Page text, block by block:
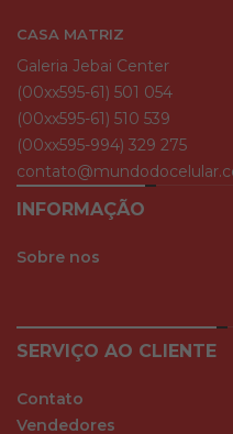
CASA MATRIZ
Galeria Jebai Center
(00xx595-61) 501 054
(00xx595-61) 510 539
(00xx595-994) 329 275
INFORMAÇÃO
Sobre nos
SERVIÇO AO CLIENTE
Contato
Vendedores